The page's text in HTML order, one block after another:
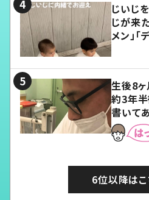
じいじ
じが来
メン」「
生後8
約3年
書いて
6位以降はこ